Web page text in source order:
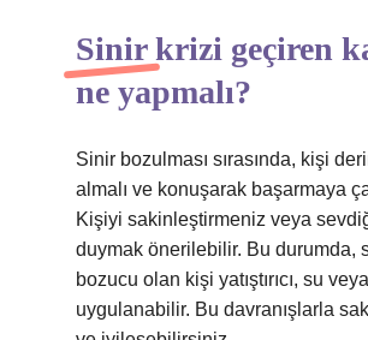
Sinir krizi geçiren
ne yapmalı?
Sinir bozulması sırasında, kişi
almalı ve konuşarak başarmaya
Kişiyi sakinleştirmeniz veya
duymak önerilebilir. Bu durumda,
bozucu olan kişi yatıştırıcı, su
uygulanabilir. Bu davranışlarla